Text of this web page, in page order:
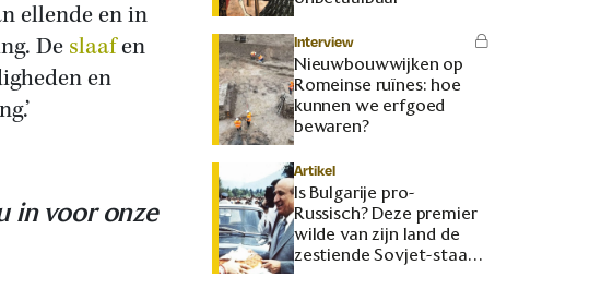
ellende en in
De slaafen
en
in voor onze
Interview
Nieuwbouwwijken op
Romeinse ruïnes: hoe
kunnen we erfgoed
bewaren?
Artikel
Is Bulgarije pro-
Russisch? Deze premier
wilde van zijn land de
zestiende Sovjet-staat
maken